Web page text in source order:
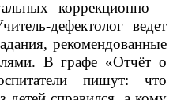
коррекционно –
дефектолог ведет
рекомендованные
В графе «Отчёт о
пишут: что